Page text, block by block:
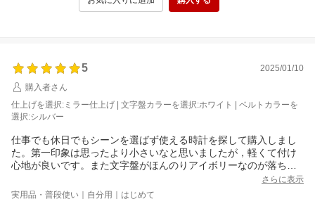
5
2025/01/10
購入者さん
仕上げを選択:ミラー仕上げ | 文字盤カラーを選択:ホワイト | ベルトカラーを
選択:シルバー
仕事でも休日でもシーンを選ばず使える時計を探して購入しまし
た。第一印象は思ったより小さいなと思いましたが，軽くて付け
心地が良いです。また文字盤がほんのりアイボリーなのが落ち着
いて，飽きのこないデザインが素敵です。ドーム型の風防をつい
つい触ってしまいます。鏡面仕上げで指紋がになるかと思いまし
さらに表示
実用品・普段使い｜自分用｜はじめて